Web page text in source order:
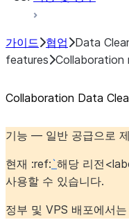
가이드 협업 Data
features Collaboration
Collaboration Data
기능 — 일반 공급으로
현재 :ref:`해당 리전
사용할 수 있습니다.
정부 및 VPS 배포에서